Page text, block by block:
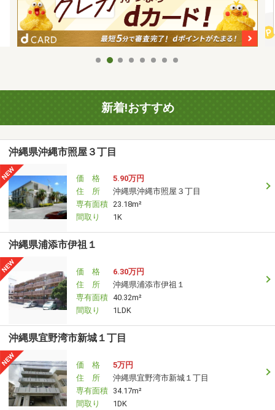
新着!おすすめ
沖縄県沖縄市照屋３丁目
価 格
5.90万円
住 所
沖縄県沖縄市照屋３丁目
専有面積 23.18m²
間取り
1K
沖縄県浦添市伊祖１
価 格
6.30万円
住 所
沖縄県浦添市伊祖１
専有面積 40.32m²
間取り
1LDK
沖縄県宜野湾市新城１丁目
価 格
5万円
住 所
沖縄県宜野湾市新城１丁目
専有面積 34.17m²
間取り
1DK